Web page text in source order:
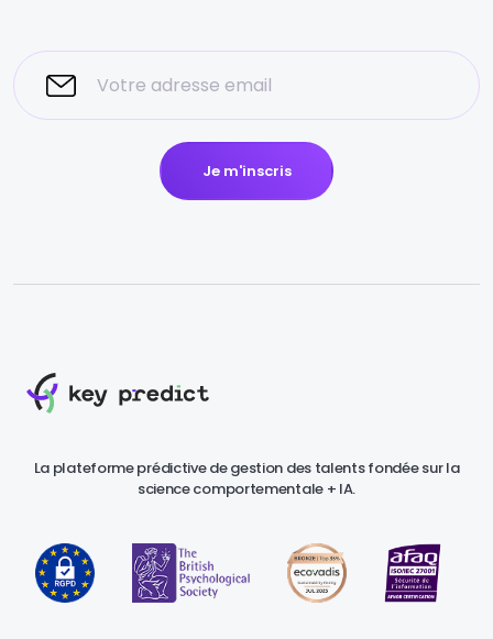
Je m'inscris
La plateforme prédictive de gestion des talents fondée sur la
science comportementale + IA.